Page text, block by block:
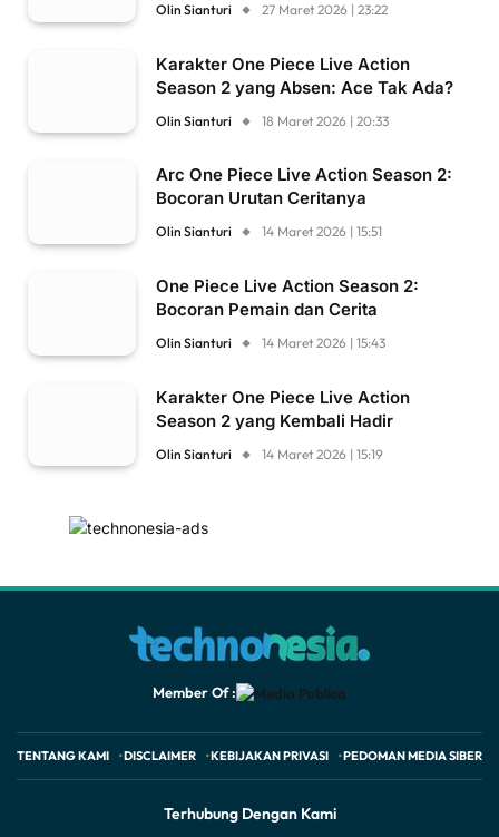
Olin Sianturi 27 Maret 2026 | 23:22
Karakter One Piece Live Action
Season 2 yang Absen: Ace Tak Ada?
Olin Sianturi 18 Maret 2026 | 20:33
Arc One Piece Live Action Season 2:
Bocoran Urutan Ceritanya
Olin Sianturi 14 Maret 2026 | 15:51
One Piece Live Action Season 2:
Bocoran Pemain dan Cerita
Olin Sianturi 14 Maret 2026 | 15:43
Karakter One Piece Live Action
Season 2 yang Kembali Hadir
Olin Sianturi 14 Maret 2026 | 15:19
Member Of :
TENTANG KAMI DISCLAIMER KEBIJAKAN PRIVASI PEDOMAN MEDIA SIBER
Terhubung Dengan Kami